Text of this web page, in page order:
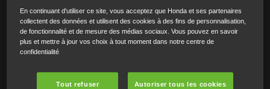
En continuant d'utiliser ce site, vous acceptez que Honda et ses partenaires
collectent des données et utilisent des cookies à des fins de personnalisation,
de fonctionnalité et de mesure des médias sociaux. Vous pouvez en savoir
plus et mettre à jour vos choix à tout moment dans notre centre de
confidentialité
Tout refuser Autoriser tous les cookies